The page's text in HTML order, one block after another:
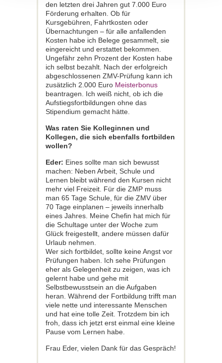
den letzten drei Jahren gut 7.000 Euro
Förderung erhalten. Ob für
Kursgebühren, Fahrtkosten oder
Übernachtungen – für alle anfallenden
Kosten habe ich Belege gesammelt, sie
eingereicht und erstattet bekommen.
Ungefähr zehn Prozent der Kosten habe
ich selbst bezahlt. Nach der erfolgreich
abgeschlossenen ZMV-Prüfung kann ich
zusätzlich 2.000 Euro Meisterbonus
beantragen. Ich weiß nicht, ob ich die
Aufstiegsfortbildungen ohne das
Stipendium gemacht hätte.
Was raten Sie Kolleginnen und
Kollegen, die sich ebenfalls fortbilden
wollen?
Eder: Eines sollte man sich bewusst
machen: Neben Arbeit, Schule und
Lernen bleibt während den Kursen nicht
mehr viel Freizeit. Für die ZMP muss
man 65 Tage Schule, für die ZMV über
70 Tage einplanen – jeweils innerhalb
eines Jahres. Meine Chefin hat mich für
die Schultage unter der Woche zum
Glück freigestellt, andere müssen dafür
Urlaub nehmen.
Wer sich fortbildet, sollte keine Angst vor
Prüfungen haben. Ich sehe Prüfungen
eher als Gelegenheit zu zeigen, was ich
gelernt habe und gehe mit
Selbstbewusstsein an die Aufgaben
heran. Während der Fortbildung trifft man
viele nette und interessante Menschen
und hat eine tolle Zeit. Trotzdem bin ich
froh, dass ich jetzt erst einmal eine kleine
Pause vom Lernen habe.
Frau Eder, vielen Dank für das Gespräch!